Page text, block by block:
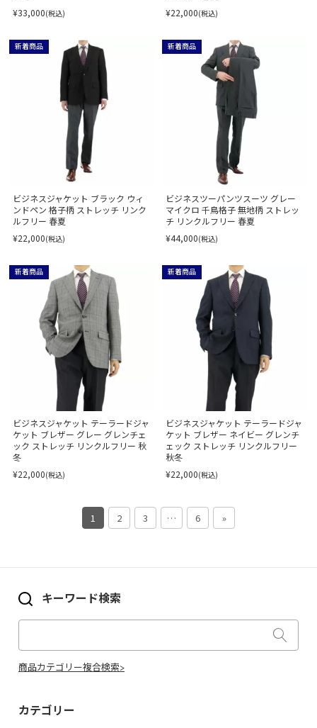
¥33,000(税込) ¥22,000(税込)
新着商品
ビジネスジャケット ブラック ウィ
ンドペン 格子柄 ストレッチ リンク
ルフリー 春夏
¥22,000(税込)
新着商品
ビジネスツーパンツスーツ グレー
マイクロ 千鳥格子 無地柄 ストレッ
チ リンクルフリー 春夏
¥44,000(税込)
新着商品
ビジネスジャケット テーラードジャ
ケット ブレザー グレー グレンチェ
ック ストレッチ リンクルフリー 秋
冬
¥22,000(税込)
新着商品
ビジネスジャケット テーラードジャ
ケット ブレザー ネイビー グレンチ
ェック ストレッチ リンクルフリー
秋冬
¥22,000(税込)
1 2 3 … 6 »
キーワード検索
商品カテゴリー複合検索>
カテゴリー